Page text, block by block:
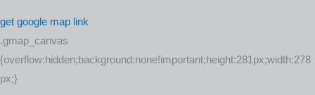
get google map link
.gmap_canvas
{overflow:hidden;background:none!important;height:281px;width:278
px;}